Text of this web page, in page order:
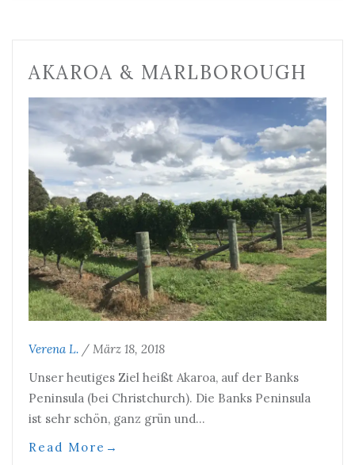
AKAROA & MARLBOROUGH
Verena L. / März 18, 2018
Unser heutiges Ziel heißt Akaroa, auf der Banks
Peninsula (bei Christchurch). Die Banks Peninsula
ist sehr schön, ganz grün und…
Read More →